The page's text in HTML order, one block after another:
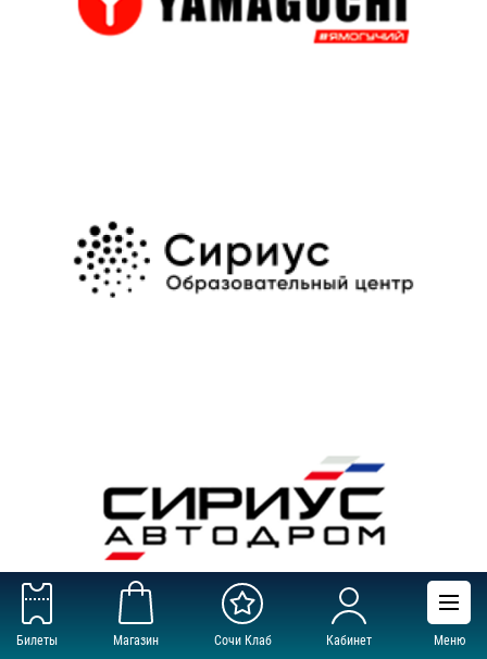
Билеты Магазин Сочи Клаб Кабинет Меню